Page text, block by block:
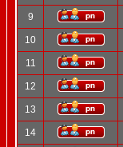
9
10
11
12
13
14